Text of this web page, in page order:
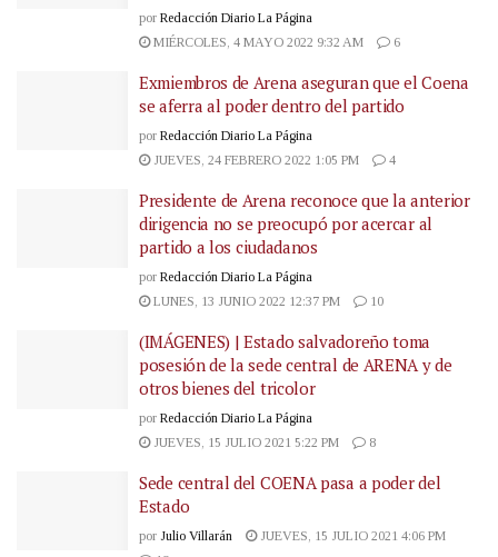
por Redacción Diario La Página
MIÉRCOLES, 4 MAYO 2022 9:32 AM
6
Exmiembros de Arena aseguran que el Coena
se aferra al poder dentro del partido
por Redacción Diario La Página
JUEVES, 24 FEBRERO 2022 1:05 PM
4
Presidente de Arena reconoce que la anterior
dirigencia no se preocupó por acercar al
partido a los ciudadanos
por Redacción Diario La Página
LUNES, 13 JUNIO 2022 12:37 PM
10
(IMÁGENES) | Estado salvadoreño toma
posesión de la sede central de ARENA y de
otros bienes del tricolor
por Redacción Diario La Página
JUEVES, 15 JULIO 2021 5:22 PM
8
Sede central del COENA pasa a poder del
Estado
por Julio Villarán
JUEVES, 15 JULIO 2021 4:06 PM